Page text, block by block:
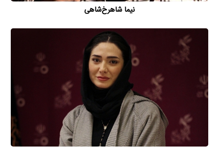
نیما شاهرخ‌شاهی